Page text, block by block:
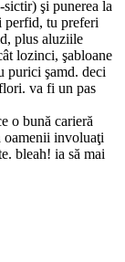
şi punerea la
perfid, tu preferi
plus aluziile
lozinci, şabloane
purici şamd. deci
va fi un pas
o bună carieră
oamenii involuaţi
bleah! ia să mai